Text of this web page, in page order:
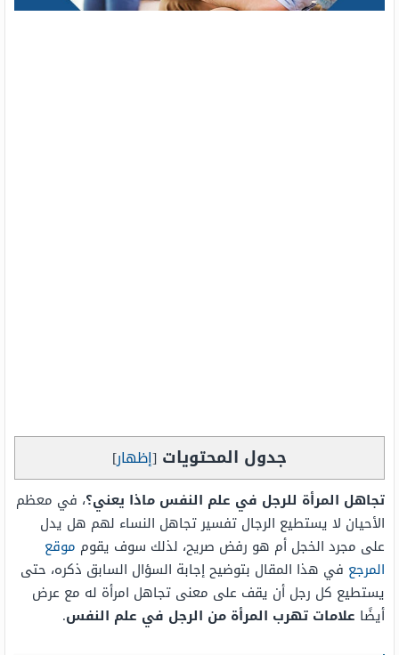
جدول المحتويات [إظهار]
تجاهل المرأة للرجل في علم النفس ماذا يعني؟، في معظم
الأحيان لا يستطيع الرجال تفسير تجاهل النساء لهم هل يدل
على مجرد الخجل أم هو رفض صريح، لذلك سوف يقوم موقع
المرجع في هذا المقال بتوضيح إجابة السؤال السابق ذكره، حتى
يستطيع كل رجل أن يقف على معنى تجاهل امرأة له مع عرض
أيضًا علامات تهرب المرأة من الرجل في علم النفس.